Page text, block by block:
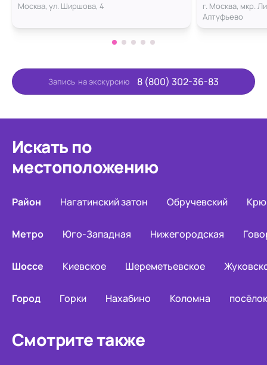
Москва, ул. Ширшова, 4
г. Москва, мкр.
Алтуфьево
Запись на экскурсию 8 (800) 302-36-83
Искать по
местоположению
Район Нагатинский затон Обручевский
Метро Юго-Западная Нижегородская
Шоссе Киевское Шереметьевское
Город Горки Нахабино Коломна
Смотрите также